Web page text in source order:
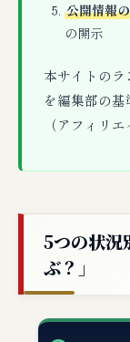
公開情報
の開示
本サイトの
を編集部の
（アフィリ
5つの状況
ぶ？」